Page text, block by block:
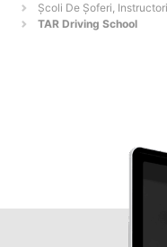
Școli De Șoferi,
TAR Driving School